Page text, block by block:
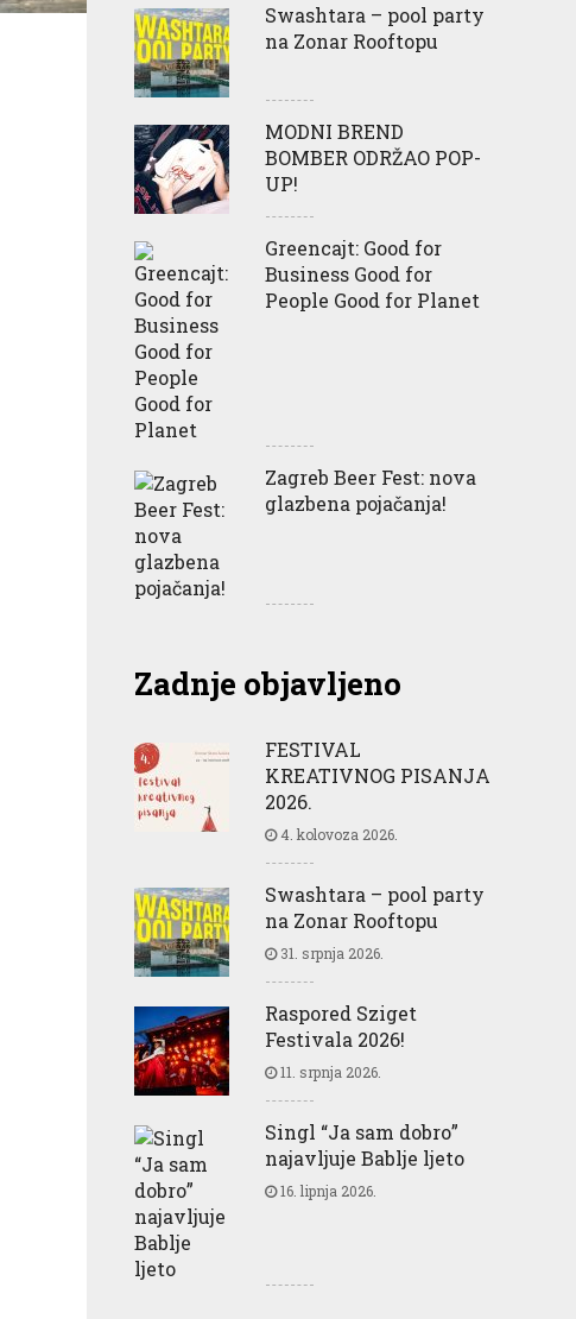
Swashtara – pool party
na Zonar Rooftopu
MODNI BREND
BOMBER ODRŽAO POP-
UP!
Greencajt: Good for
Business Good for
People Good for Planet
Zagreb Beer Fest: nova
glazbena pojačanja!
Zadnje objavljeno
FESTIVAL
KREATIVNOG PISANJA
2026.
4. kolovoza 2026.
Swashtara – pool party
na Zonar Rooftopu
31. srpnja 2026.
Raspored Sziget
Festivala 2026!
11. srpnja 2026.
Singl “Ja sam dobro”
najavljuje Bablje ljeto
16. lipnja 2026.